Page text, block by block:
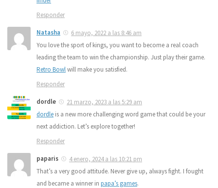
Responder
Natasha
6 mayo, 2022 a las 8:46 am
You love the sport of kings, you want to become a real coach
leading the team to win the championship. Just play their game.
Retro Bowlwill make you satisfied.
Responder
dordle
21 marzo, 2023 a las 5:29 am
dordle is a new more challenging word game that could be your
next addiction. Let’s explore together!
Responder
paparis
4 enero, 2024 a las 10:21 pm
That’s a very good attitude. Never give up, always fight. I fought
and became a winner in papa’s games.